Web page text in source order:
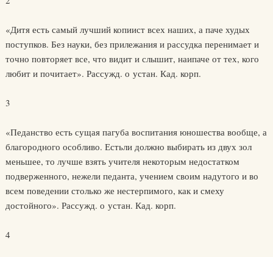
«Дитя есть самый лучший копиист всех наших, а паче худых
поступков. Без науки, без прилежания и рассудка перенимает и
точно повторяет все, что видит и слышит, наипаче от тех, кого
любит и почитает». Рассужд. о устан. Кад. корп.
3
«Педанство есть сущая пагуба воспитания юношества вообще, а
благородного особливо. Естьли должно выбирать из двух зол
меньшее, то лучше взять учителя некоторым недостатком
подверженного, нежели педанта, учением своим надутого и во
всем поведении столько же нестерпимого, как и смеху
достойного». Рассужд. о устан. Кад. корп.
4